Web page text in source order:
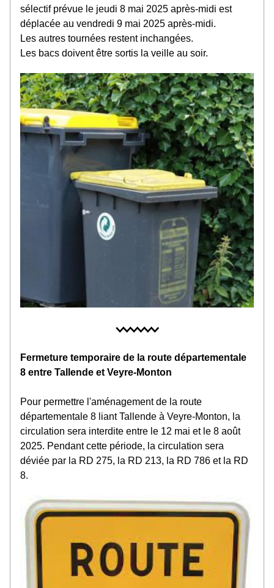
sélectif prévue le jeudi 8 mai 2025 après-midi est
déplacée au vendredi 9 mai 2025 après-midi.
Les autres tournées restent inchangées.
Les bacs doivent être sortis la veille au soir.
Fermeture temporaire de la route départementale
8 entre Tallende et Veyre-Monton
Pour permettre l'aménagement de la route
départementale 8 liant Tallende à Veyre-Monton, la
circulation sera interdite entre le 12 mai et le 8 août
2025. Pendant cette période, la circulation sera
déviée par la RD 275, la RD 213, la RD 786 et la RD
8.